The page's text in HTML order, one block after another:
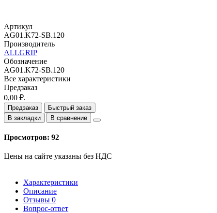
Артикул
AG01.K72-SB.120
Производитель
ALLGRIP
Обозначение
AG01.K72-SB.120
Все характеристики
Предзаказ
0,00 ₽.
Предзаказ
Быстрый заказ
В закладки
В сравнение
Просмотров: 92
Цены на сайте указаны без НДС
Характеристики
Описание
Отзывы 0
Вопрос-ответ